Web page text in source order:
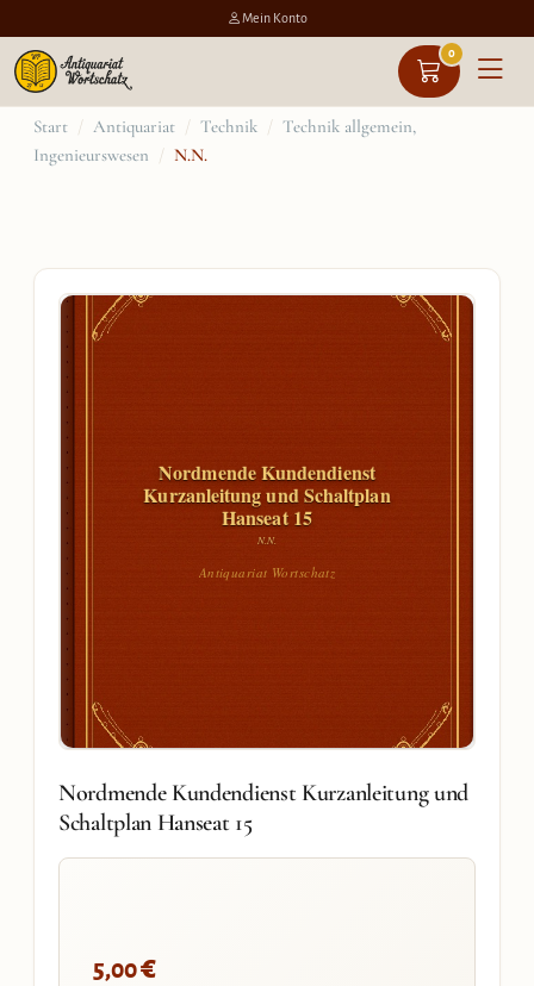
Mein Konto
0
Zum
Inhalt
Start / Antiquariat / Technik / Technik allgemein,
Ingenieurswesen / N.N.
Nordmende Kundendienst
Kurzanleitung und Schaltplan
Hanseat 15
N.N.
Antiquariat Wortschatz
Nordmende Kundendienst Kurzanleitung und
Schaltplan Hanseat 15
5,00€